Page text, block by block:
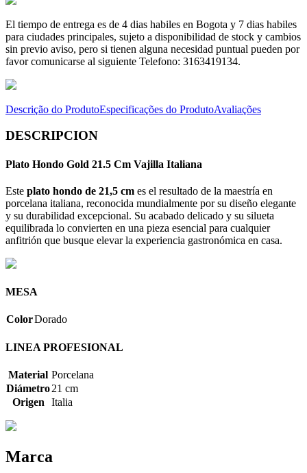
El tiempo de entrega es de 4 dias habiles en Bogota y 7 dias habiles
para ciudades principales, sujeto a disponibilidad de stock y cambios
sin previo aviso, pero si tienen alguna necesidad puntual pueden por
favor comunicarse al siguiente Telefono: 3163419134.
Descrição do ProdutoEspecificações do ProdutoAvaliações
DESCRIPCION
Plato Hondo Gold 21.5 Cm Vajilla Italiana
Este plato hondo de 21,5 cm es el resultado de la maestría en
porcelana italiana, reconocida mundialmente por su diseño elegante
y su durabilidad excepcional. Su acabado delicado y su silueta
equilibrada lo convierten en una pieza esencial para cualquier
anfitrión que busque elevar la experiencia gastronómica en casa.
MESA
ColorDorado
LINEA PROFESIONAL
Material Porcelana
Diámetro21 cm
Origen
Italia
Marca